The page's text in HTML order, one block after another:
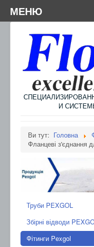
И
Ви тут: Головна
Фланцеві з'єднання
Труби PEXGOL
Збірні відводи
Фітинги Pexgol
Menu
МЕНЮ